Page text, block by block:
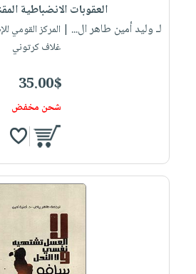
العقوبات الانضباطية
لـ وليد أمين طاهر ال... | المركز القومي
غلاف كرتوني
35.00$
شحن مخفض